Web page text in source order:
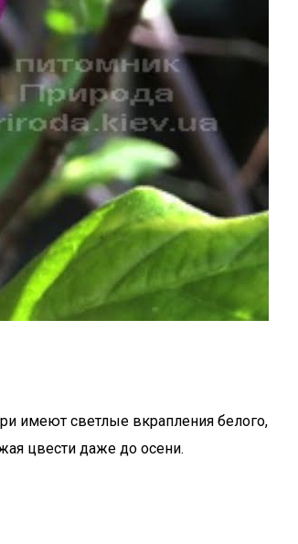
имеют светлые вкрапления белого,
цвести даже до осени.